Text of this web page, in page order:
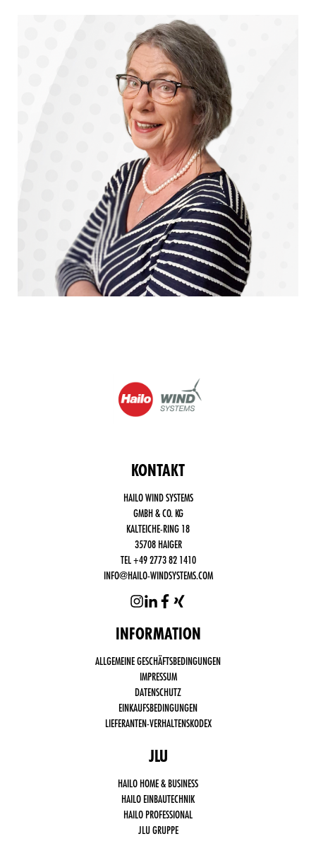
KONTAKT
HAILO WIND SYSTEMS
GMBH & CO. KG
KALTEICHE-RING 18
35708 HAIGER
TEL +49 2773 82 1410
INFO@HAILO-WINDSYSTEMS.COM
INFORMATION
ALLGEMEINE GESCHÄFTSBEDINGUNGEN
IMPRESSUM
DATENSCHUTZ
EINKAUFSBEDINGUNGEN
LIEFERANTEN-VERHALTENSKODEX
JLU
HAILO HOME & BUSINESS
HAILO EINBAUTECHNIK
HAILO PROFESSIONAL
JLU GRUPPE